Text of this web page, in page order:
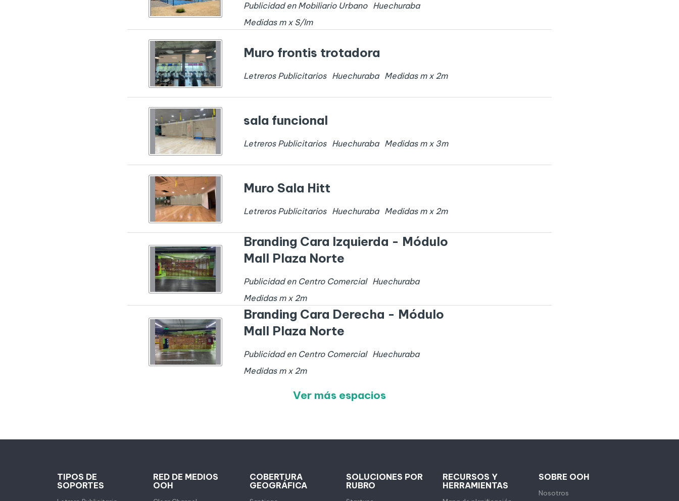
Publicidad en Mobiliario Urbano Huechuraba
Medidas m x S/Im
Muro frontis trotadora
Letreros Publicitarios Huechuraba Medidas m x 2m
sala funcional
Letreros Publicitarios Huechuraba Medidas m x 3m
Muro Sala Hitt
Letreros Publicitarios Huechuraba Medidas m x 2m
Branding Cara Izquierda - Módulo
Mall Plaza Norte
Publicidad en Centro Comercial Huechuraba
Medidas m x 2m
Branding Cara Derecha - Módulo
Mall Plaza Norte
Publicidad en Centro Comercial Huechuraba
Medidas m x 2m
Ver más espacios
TIPOS DE
SOPORTES
RED DE MEDIOS
OOH
COBERTURA
GEOGRÁFICA
SOLUCIONES POR
RUBRO
RECURSOS Y
HERRAMIENTAS
SOBRE OOH
Nosotros